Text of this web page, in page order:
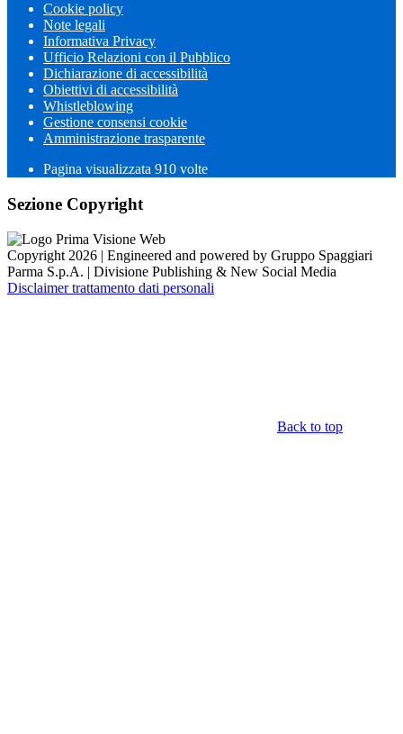
Cookie policy
Note legali
Informativa Privacy
Ufficio Relazioni con il Pubblico
Dichiarazione di accessibilità
Obiettivi di accessibilità
Whistleblowing
Gestione consensi cookie
Amministrazione trasparente
Pagina visualizzata 910 volte
Sezione Copyright
Copyright 2026 | Engineered and powered by Gruppo Spaggiari
Parma S.p.A. | Divisione Publishing & New Social Media
Disclaimer trattamento dati personali
Back to top